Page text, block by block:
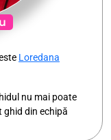
Loredana
nu mai poate
ghid din echipă